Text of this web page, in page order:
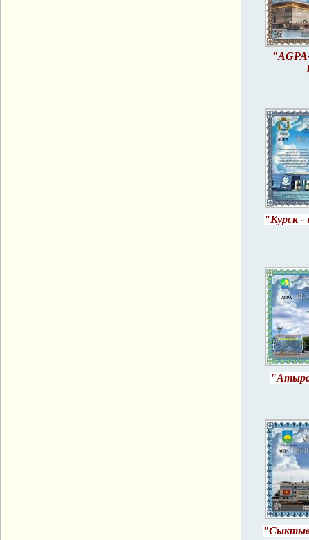
"Курск -